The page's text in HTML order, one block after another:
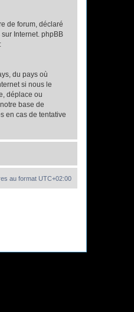
de forum, déclaré
Internet. phpBB
du pays où
si nous le
déplace ou
base de
en cas de tentative
au format UTC+02:00